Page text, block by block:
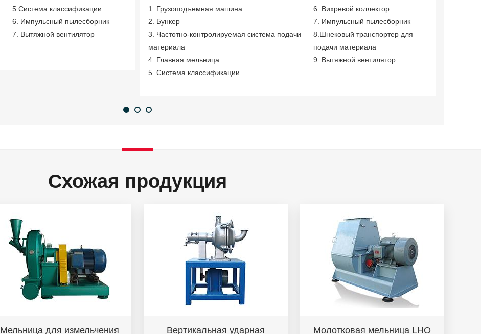
5.Система классификации
6. Импульсный пылесборник
7. Вытяжной вентилятор
1. Грузоподъемная машина
2. Бункер
3. Частотно-контролируемая система подачи
материала
4. Главная мельница
5. Система классификации
6. Вихревой коллектор
7. Импульсный пылесборник
8.Шнековый транспортер для
подачи материала
9. Вытяжной вентилятор
Схожая продукция
Мельница для измельчения Вертикальная ударная Молотковая мельница LHO